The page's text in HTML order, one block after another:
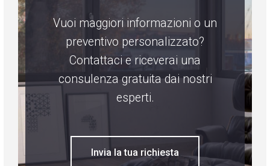
Vuoi maggiori informazioni o un
preventivo personalizzato?
Contattaci e riceverai una
consulenza gratuita dai nostri
esperti.
Invia la tua richiesta